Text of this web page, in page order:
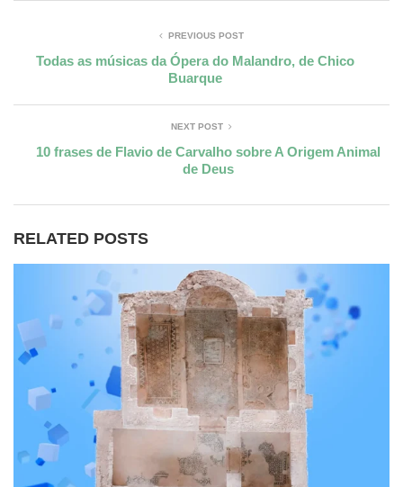
PREVIOUS POST
Todas as músicas da Ópera do Malandro, de Chico
Buarque
NEXT POST
10 frases de Flavio de Carvalho sobre A Origem Animal
de Deus
RELATED POSTS